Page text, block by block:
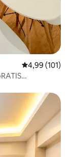
4,99 av 5 i
4,99 (101)